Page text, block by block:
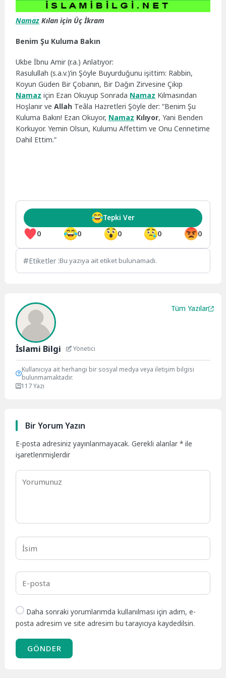
Namaz Kılan için Üç İkram
Benim Şu Kuluma Bakın
Ukbe İbnu Amir (r.a.) Anlatıyor:
Rasulullah (s.a.v.)’in Şöyle Buyurduğunu işittim: Rabbin,
Koyun Güden Bir Çobanın, Bir Dağın Zirvesine Çıkıp
Namaz için Ezan Okuyup Sonrada Namaz Kılmasından
Hoşlanır veAllah Teâla Hazretleri Şöyle der: “Benim Şu
Kuluma Bakın! Ezan Okuyor, Namaz Kılıyor, Yani Benden
Korkuyor. Yemin Olsun, Kulumu Affettim ve Onu Cennetime
Dahil Ettim.”
0 0 0 0 0
Tepki Ver
Etiketler :Bu yazıya ait etiket bulunamadı.
İslami Bilgi Yönetici
Tüm Yazılar
Kullanıcıya ait herhangi bir sosyal medya veya iletişim bilgisi
bulunmamaktadır.
117 Yazı
Bir Yorum Yazın
E-posta adresiniz yayınlanmayacak. Gerekli alanlar* ile
işaretlenmişlerdir
Daha sonraki yorumlarımda kullanılması için adım, e-
posta adresim ve site adresim bu tarayıcıya kaydedilsin.
GÖNDER